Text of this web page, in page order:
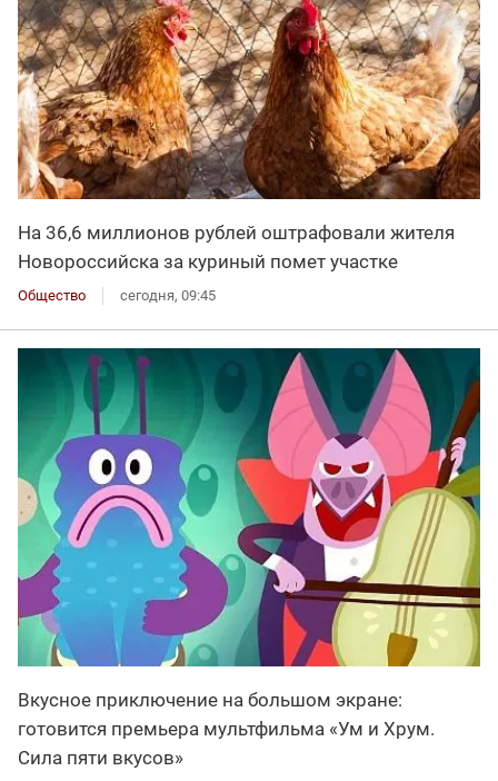
На 36,6 миллионов рублей оштрафовали жителя
Новороссийска за куриный помет участке
Общество сегодня, 09:45
Вкусное приключение на большом экране:
готовится премьера мультфильма «Ум и Хрум.
Сила пяти вкусов»